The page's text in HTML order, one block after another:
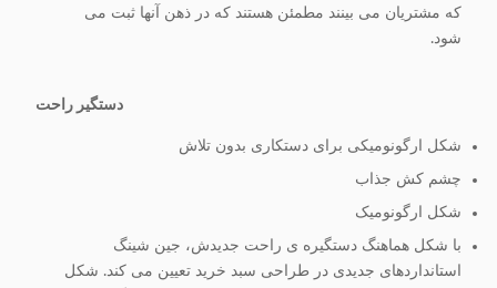
که مشتریان می بینند مطمئن هستند که در ذهن آنها ثبت می
شود.
دستگير راحت
شکل ارگونومیکی برای دستکاری بدون تلاش
چشم کش جذاب
شکل ارگونومیک
با شکل هماهنگ دستگیره ی راحت جدیدش، جین شینگ
استانداردهای جدیدی در طراحی سبد خرید تعیین می کند. شکل